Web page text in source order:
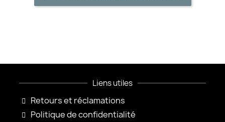
Liens utiles
Retours et réclamations
Politique de confidentialité